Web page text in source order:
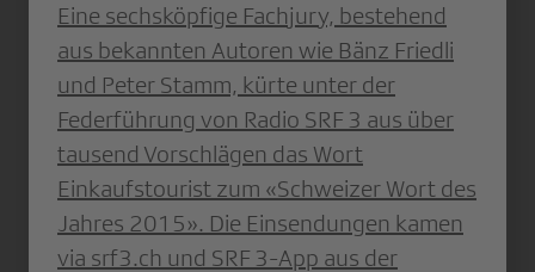
Eine sechsköpfige Fachjury, bestehend
aus bekannten Autoren wie Bänz Friedli
und Peter Stamm, kürte unter der
Federführung von Radio SRF 3 aus über
tausend Vorschlägen das Wort
Einkaufstourist zum «Schweizer Wort des
Jahres 2015». Die Einsendungen kamen
via srf3.ch und SRF 3-App aus der